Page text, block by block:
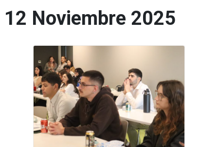
12 Noviembre 2025
la
excelencia
investigativa
del
Magíster
en